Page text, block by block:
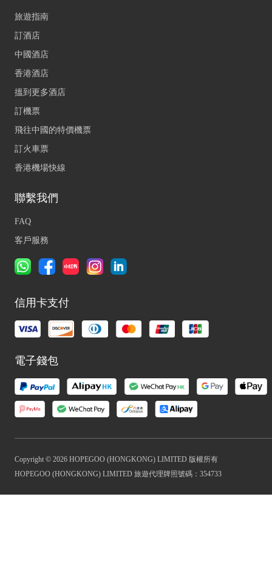
旅遊指南
訂酒店
中國酒店
香港酒店
搵到更多酒店
訂機票
飛往中國的特價機票
訂火車票
香港機場快線
聯繫我們
FAQ
客戶服務
信用卡支付
電子錢包
Copyright © 2026 HOPEGOO (HONGKONG) LIMITED 版權所有
HOPEGOO (HONGKONG) LIMITED 旅遊代理牌照號碼：354733